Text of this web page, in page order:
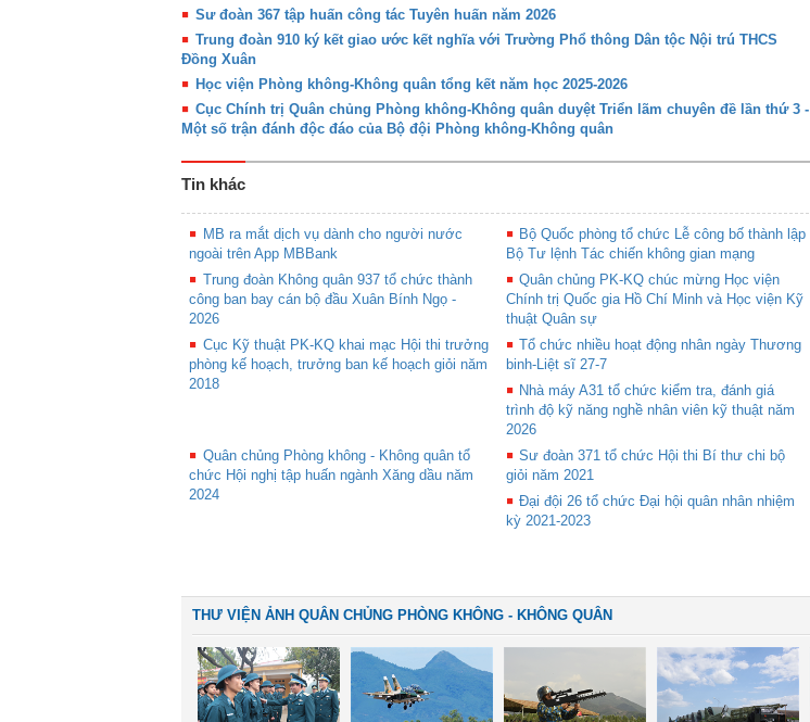
Sư đoàn 367 tập huấn công tác Tuyên huấn năm 2026
Trung đoàn 910 ký kết giao ước kết nghĩa với Trường Phổ thông Dân tộc Nội trú THCS
Đồng Xuân
Học viện Phòng không-Không quân tổng kết năm học 2025-2026
Cục Chính trị Quân chủng Phòng không-Không quân duyệt Triển lãm chuyên đề lần thứ 3 -
Một số trận đánh độc đáo của Bộ đội Phòng không-Không quân
Tin khác
MB ra mắt dịch vụ dành cho người nước
ngoài trên App MBBank
Bộ Quốc phòng tổ chức Lễ công bố thành lập
Bộ Tư lệnh Tác chiến không gian mạng
Trung đoàn Không quân 937 tổ chức thành
công ban bay cán bộ đầu Xuân Bính Ngọ -
2026
Quân chủng PK-KQ chúc mừng Học viện
Chính trị Quốc gia Hồ Chí Minh và Học viện Kỹ
thuật Quân sự
Cục Kỹ thuật PK-KQ khai mạc Hội thi trưởng
phòng kế hoạch, trưởng ban kế hoạch giỏi năm
2018
Tổ chức nhiều hoạt động nhân ngày Thương
binh-Liệt sĩ 27-7
Nhà máy A31 tổ chức kiểm tra, đánh giá
trình độ kỹ năng nghề nhân viên kỹ thuật năm
2026
Quân chủng Phòng không - Không quân tổ
chức Hội nghị tập huấn ngành Xăng dầu năm
2024
Sư đoàn 371 tổ chức Hội thi Bí thư chi bộ
giỏi năm 2021
Đại đội 26 tổ chức Đại hội quân nhân nhiệm
kỳ 2021-2023
THƯ VIỆN ẢNH QUÂN CHỦNG PHÒNG KHÔNG - KHÔNG QUÂN